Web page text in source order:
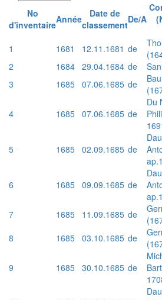
No
d'inventaireAnnée
Date de
classementDe/A
1
1681 12.11.1681 de
2
1684 29.04.1684 de
3
1685 07.06.1685 de
4 1685 07.06.1685 de
Du
5 1685 02.09.1685 de
6 1685 09.09.1685 de
7 1685 11.09.1685 de
8
1685 03.10.1685 de
9 1685 30.10.1685 de